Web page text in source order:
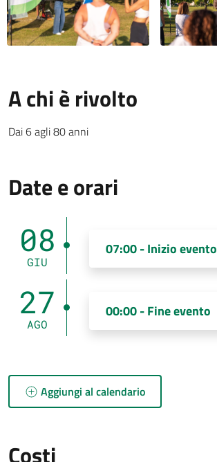
A chi è rivolto
Dai 6 agli 80 anni
Date e orari
08
GIU
07:00 - Inizio evento
27
AGO
00:00 - Fine evento
Aggiungi al calendario
Costi